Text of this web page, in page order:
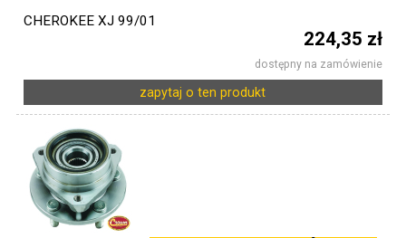
CHEROKEE XJ 99/01
224,35 zł
dostępny na zamówienie
zapytaj o ten produkt